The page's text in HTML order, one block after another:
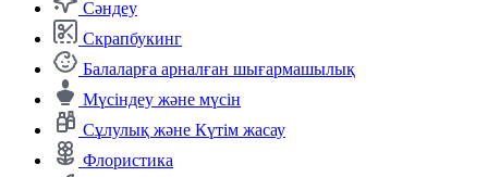
Сәндеу
Скрапбукинг
Балаларға арналған шығармашылық
Мүсіндеу және мүсін
Сұлулық және Күтім жасау
Флористика